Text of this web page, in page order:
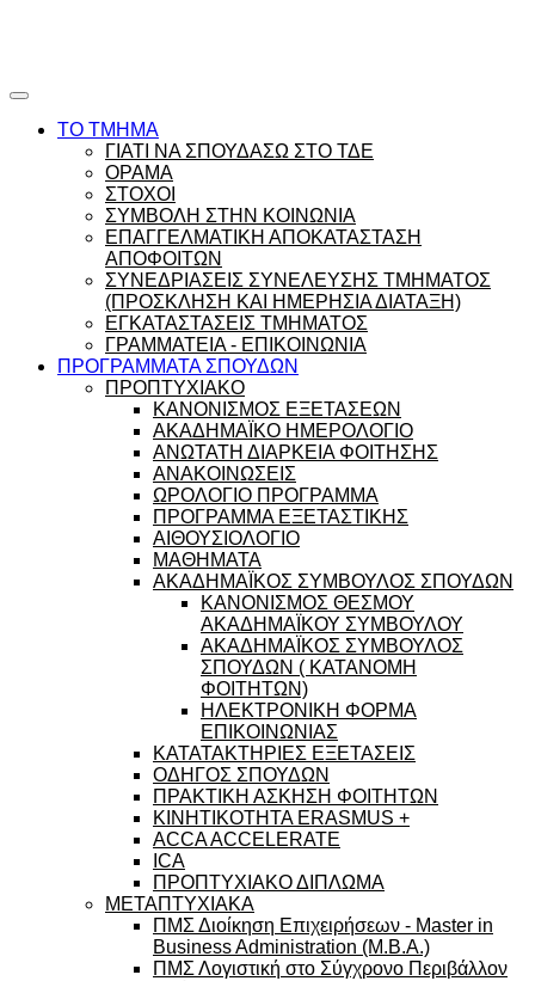
ΤΟ ΤΜΗΜΑ
ΓΙΑΤΙ ΝΑ ΣΠΟΥΔΑΣΩ ΣΤΟ ΤΔΕ
ΟΡΑΜΑ
ΣΤΟΧΟΙ
ΣΥΜΒΟΛΗ ΣΤΗΝ ΚΟΙΝΩΝΙΑ
ΕΠΑΓΓΕΛΜΑΤΙΚΗ ΑΠΟΚΑΤΑΣΤΑΣΗ
ΑΠΟΦΟΙΤΩΝ
ΣΥΝΕΔΡΙΑΣΕΙΣ ΣΥΝΕΛΕΥΣΗΣ ΤΜΗΜΑΤΟΣ
(ΠΡΟΣΚΛΗΣΗ ΚΑΙ ΗΜΕΡΗΣΙΑ ΔΙΑΤΑΞΗ)
ΕΓΚΑΤΑΣΤΑΣΕΙΣ ΤΜΗΜΑΤΟΣ
ΓΡΑΜΜΑΤΕΙΑ - ΕΠΙΚΟΙΝΩΝΙΑ
ΠΡΟΓΡΑΜΜΑΤΑ ΣΠΟΥΔΩΝ
ΠΡΟΠΤΥΧΙΑΚΟ
ΚΑΝΟΝΙΣΜΟΣ ΕΞΕΤΑΣΕΩΝ
ΑΚΑΔΗΜΑΪΚΟ ΗΜΕΡΟΛΟΓΙΟ
ΑΝΩΤΑΤΗ ΔΙΑΡΚΕΙΑ ΦΟΙΤΗΣΗΣ
ΑΝΑΚΟΙΝΩΣΕΙΣ
ΩΡΟΛΟΓΙΟ ΠΡΟΓΡΑΜΜΑ
ΠΡΟΓΡΑΜΜΑ ΕΞΕΤΑΣΤΙΚΗΣ
ΑΙΘΟΥΣΙΟΛΟΓΙΟ
ΜΑΘΗΜΑΤΑ
ΑΚΑΔΗΜΑΪΚΟΣ ΣΥΜΒΟΥΛΟΣ ΣΠΟΥΔΩΝ
ΚΑΝΟΝΙΣΜΟΣ ΘΕΣΜΟΥ
ΑΚΑΔΗΜΑΪΚΟΥ ΣΥΜΒΟΥΛΟΥ
ΑΚΑΔΗΜΑΪΚΟΣ ΣΥΜΒΟΥΛΟΣ
ΣΠΟΥΔΩΝ ( ΚΑΤΑΝΟΜΗ
ΦΟΙΤΗΤΩΝ)
ΗΛΕΚΤΡΟΝΙΚΗ ΦΟΡΜΑ
ΕΠΙΚΟΙΝΩΝΙΑΣ
ΚΑΤΑΤΑΚΤΗΡΙΕΣ ΕΞΕΤΑΣΕΙΣ
ΟΔΗΓΟΣ ΣΠΟΥΔΩΝ
ΠΡΑΚΤΙΚΗ ΑΣΚΗΣΗ ΦΟΙΤΗΤΩΝ
ΚΙΝΗΤΙΚΟΤΗΤΑ ERASMUS +
ACCA ACCELERATE
ICA
ΠΡΟΠΤΥΧΙΑΚΟ ΔΙΠΛΩΜΑ
ΜΕΤΑΠΤΥΧΙΑΚΑ
ΠΜΣ Διοίκηση Επιχειρήσεων - Master in
Business Administration (M.B.A.)
ΠΜΣ Λογιστική στο Σύγχρονο Περιβάλλον